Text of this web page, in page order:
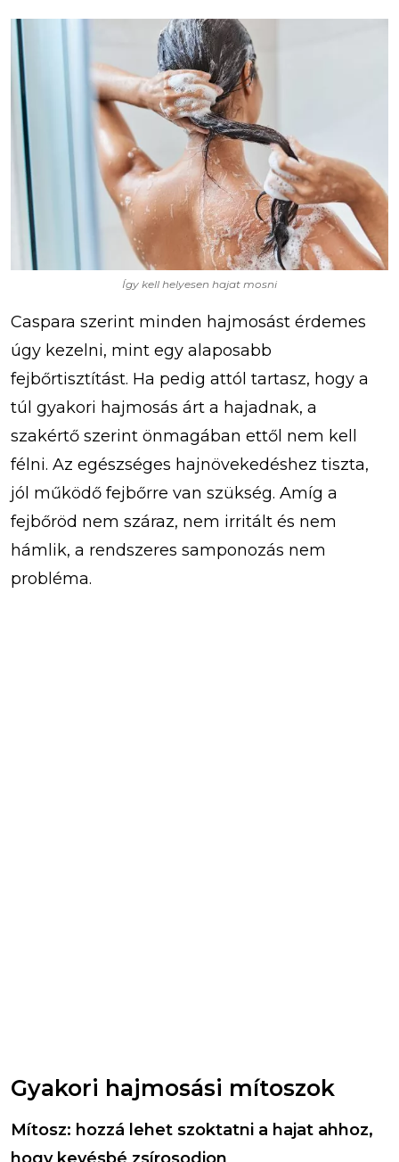
Így kell helyesen hajat mosni
Caspara szerint minden hajmosást érdemes
úgy kezelni, mint egy alaposabb
fejbőrtisztítást. Ha pedig attól tartasz, hogy a
túl gyakori hajmosás árt a hajadnak, a
szakértő szerint önmagában ettől nem kell
félni. Az egészséges hajnövekedéshez tiszta,
jól működő fejbőrre van szükség. Amíg a
fejbőröd nem száraz, nem irritált és nem
hámlik, a rendszeres samponozás nem
probléma.
Gyakori hajmosási mítoszok
Mítosz: hozzá lehet szoktatni a hajat ahhoz,